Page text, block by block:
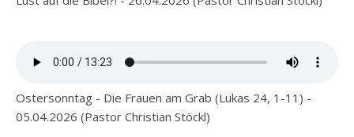
Ostersonntag - Die Frauen am Grab (Lukas 24, 1-11) -
05.04.2026 (Pastor Christian Stöckl)